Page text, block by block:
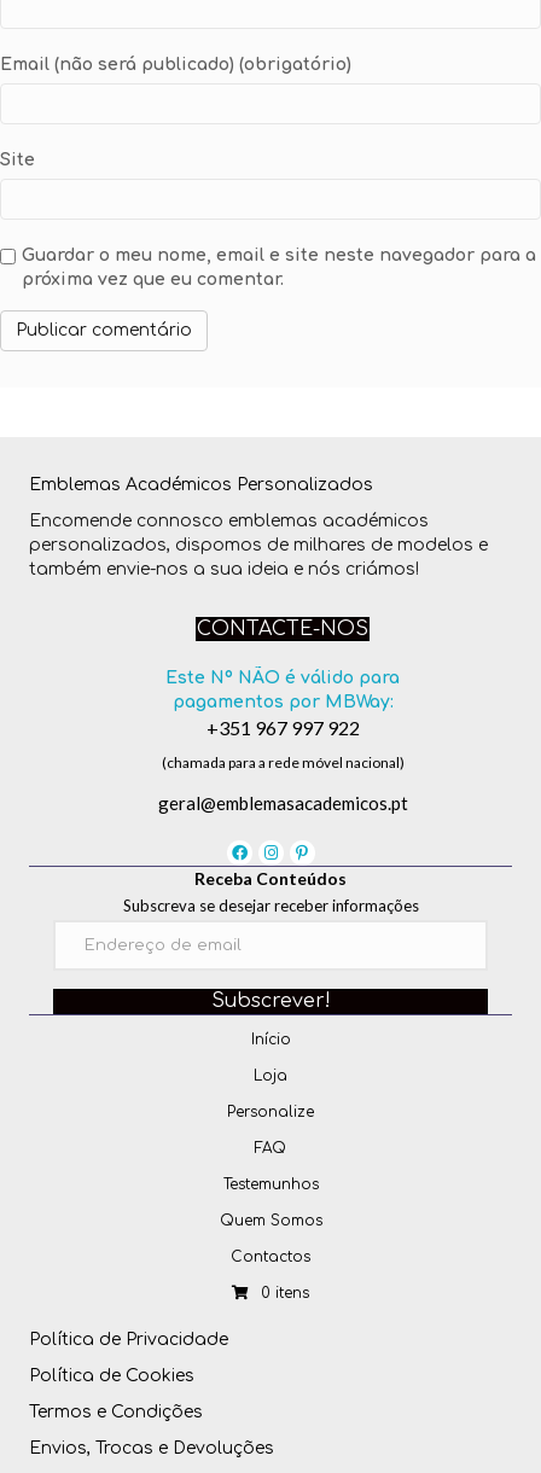
Email (não será publicado) (obrigatório)
Site
Guardar o meu nome, email e site neste navegador para a
próxima vez que eu comentar.
Emblemas Académicos Personalizados
Encomende connosco emblemas académicos
personalizados, dispomos de milhares de modelos e
também envie-nos a sua ideia e nós criámos!
CONTACTE-NOS
Este Nº NÃO é válido para
pagamentos por MBWay:
+351 967 997 922
(chamada para a rede móvel nacional)
geral@emblemasacademicos.pt
Receba Conteúdos
Subscreva se desejar receber informações
Subscrever!
Início
Loja
Personalize
FAQ
Testemunhos
Quem Somos
Contactos
0 itens
Política de Privacidade
Política de Cookies
Termos e Condições
Envios, Trocas e Devoluções